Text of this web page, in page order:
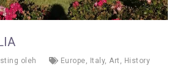
oleh Europe, Italy, Art , History